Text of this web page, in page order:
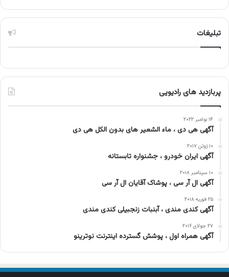
تبلیغات
پربازدید های رادیویی
۱۴ نوامبر ۲۰۲۲
آگهی هی دی ، ماء الشعیر های بدون الکل هی دی
۱۰ ژوئن ۲۰۱۷
آگهی ایران خودرو ، جشنواره تابستانه
۱۰ سپتامبر ۲۰۱۸
آگهی ال آر سی ، پوشاک آقایان ال آر سی
۲۵ فوریه ۲۰۱۸
آگهی کندی مندی ، آبنبات زنجبیلی کندی مندی
۲۷ جولای ۲۰۱۶
آگهی همراه اول ، پوشش گسترده اینترنت نوترینو